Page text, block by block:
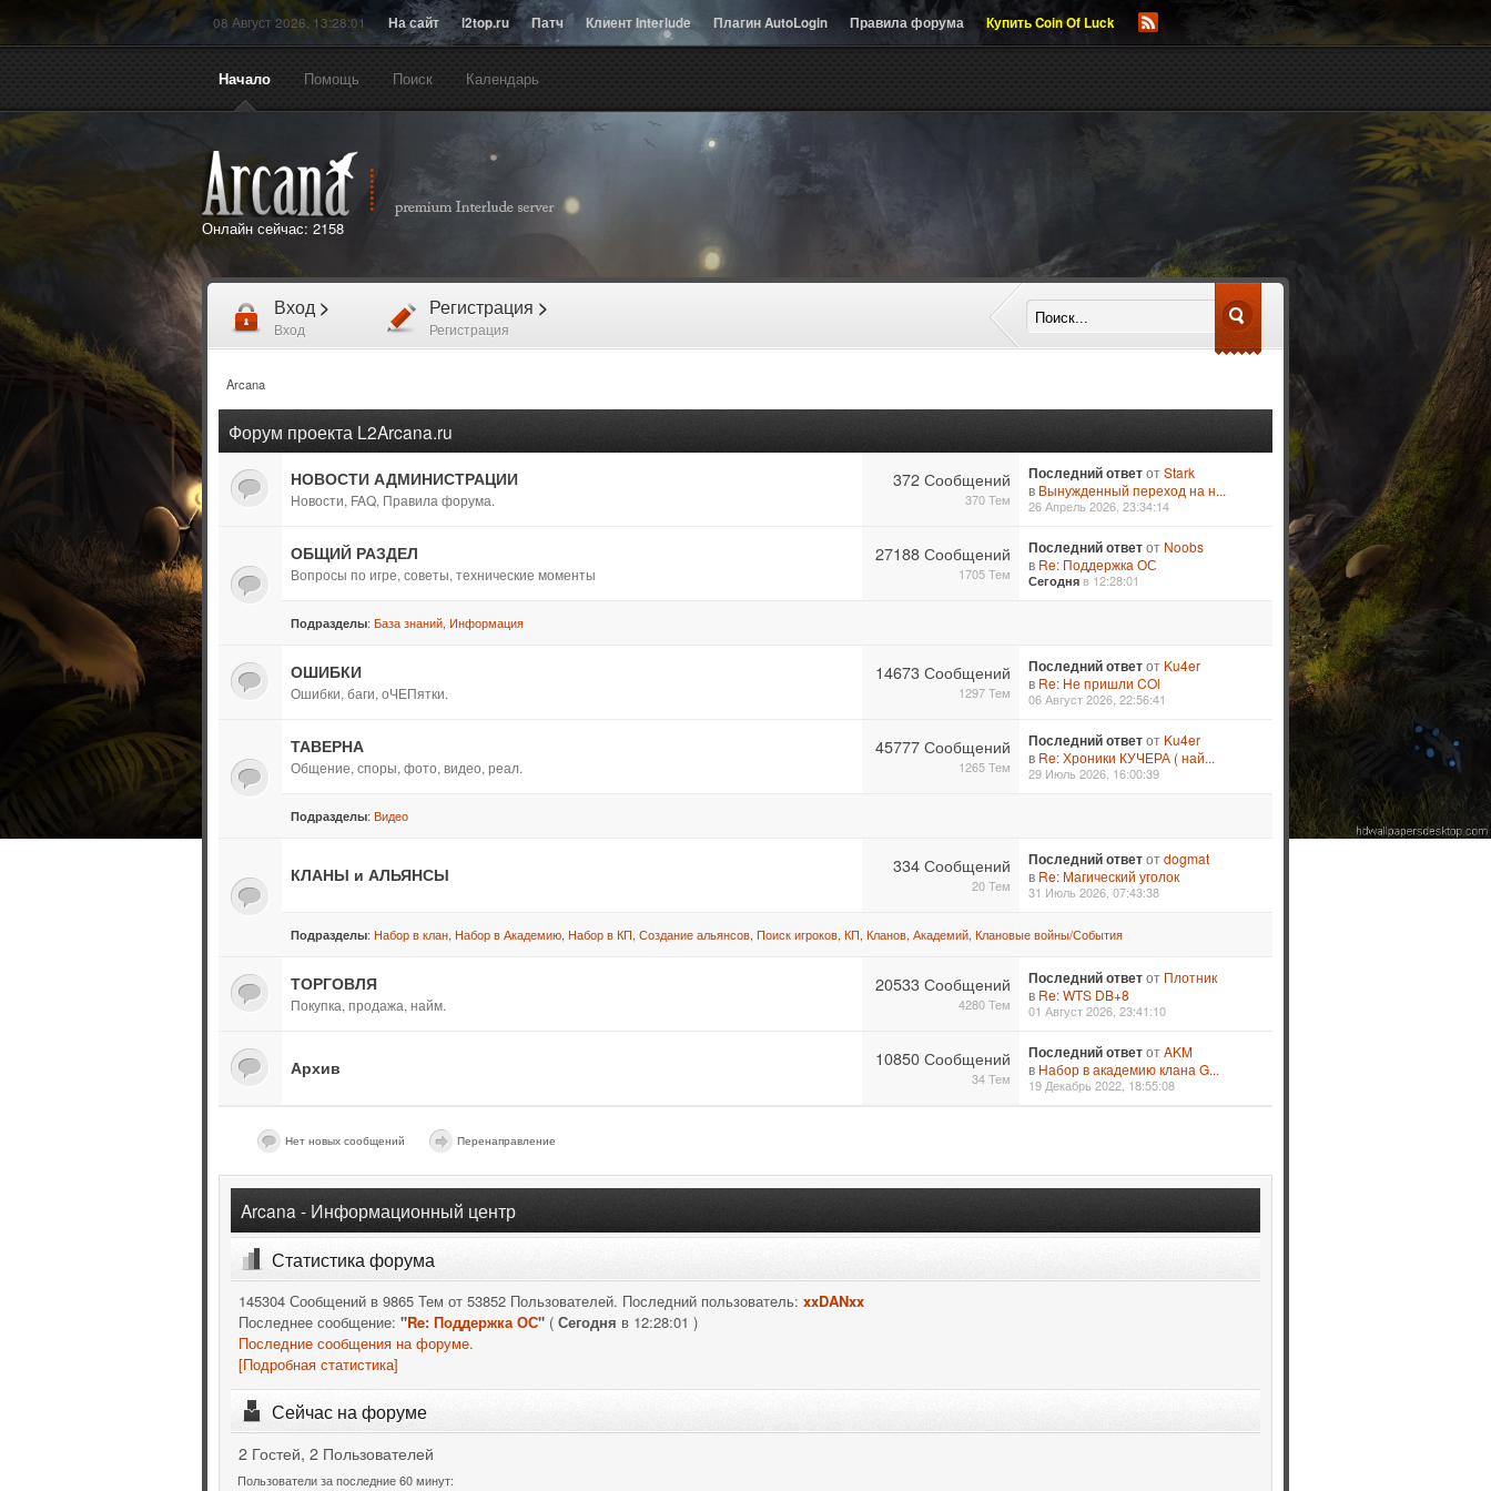
08 Август 2026, 13:28:01 На сайт l2top.ru Патч Клиент Interlude Плагин AutoLogin Правила форума Купить Coin Of Luck
Начало Помощь Поиск Календарь
Онлайн сейчас: 2158
Вход >
Вход
Регистрация >
Регистрация
Arcana
Форум проекта L2Arcana.ru
НОВОСТИ АДМИНИСТРАЦИИ
Новости, FAQ, Правила форума.
372 Сообщений
370 Тем
Последний ответотStark
в Вынужденный переход на н...
26 Апрель 2026, 23:34:14
ОБЩИЙ РАЗДЕЛ
Вопросы по игре, советы, технические моменты
27188 Сообщений
1705 Тем
Последний ответот Noobs
в Re: Поддержка ОС
Сегодня в 12:28:01
Подразделы: База знаний Информация
ОШИБКИ
Ошибки, баги, оЧЕПятки.
14673 Сообщений
1297 Тем
Последний ответот Ku4er
в Re: Не пришли COl
06 Август 2026, 22:56:41
ТАВЕРНА
Общение, споры, фото, видео, реал.
45777 Сообщений
1265 Тем
Последний ответот Ku4er
в Re: Хроники КУЧЕРА ( най...
29 Июль 2026, 16:00:39
Подразделы: Видео
КЛАНЫ и АЛЬЯНСЫ 334 Сообщений
20 Тем
Последний ответотdogmat
в Re: Магический уголок
31 Июль 2026, 07:43:38
Подразделы: Набор в клан Набор в Академию Набор в КП Создание альянсов Поиск игроков, КП, Кланов, Академий Клановые войны/События
ТОРГОВЛЯ
Покупка, продажа, найм.
20533 Сообщений
4280 Тем
Последний ответот Плотник
в Re: WTS DB+8
01 Август 2026, 23:41:10
Архив 10850 Сообщений
34 Тем
Последний ответотAKM
в Набор в академию клана G...
19 Декабрь 2022, 18:55:08
Нет новых сообщений Перенаправление
Arcana - Информационный центр
Статистика форума
145304 Сообщений в 9865 Тем от 53852 Пользователей. Последний пользователь: xxDANxx
Последнее сообщение: "Re: Поддержка ОС"( Сегодня в 12:28:01 )
Последние сообщения на форуме.
[Подробная статистика]
Сейчас на форуме
2 Гостей, 2 Пользователей
Пользователи за последние 60 минут: